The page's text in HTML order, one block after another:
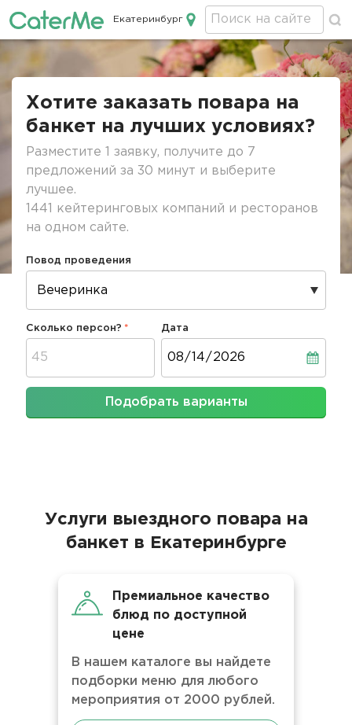
Кейтеринг в Екатеринбурге
Екатеринбург
Строка
Хотите заказать повара на
банкет на лучших условиях?
Разместите 1 заявку, получите до 7
предложений за 30 минут и выберите
лучшее.
1441 кейтеринговых компаний и ресторанов
на одном сайте.
Повод проведения
Сколько персон? Дата
Подобрать варианты
Услуги выездного повара на
банкет в Екатеринбурге
Премиальное качество
блюд по доступной
цене
В нашем каталоге вы найдете
подборки меню для любого
мероприятия от 2000 рублей.